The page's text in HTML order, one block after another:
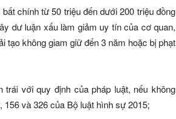
chính từ 50 triệu đến dưới 200 triệu đồng
dư luận xấu làm giảm uy tín của cơ quan,
tạo không giam giữ đến 3 năm hoặc bị phạt
với quy định của pháp luật, nếu không
và 326 của Bộ luật hình sự 2015;